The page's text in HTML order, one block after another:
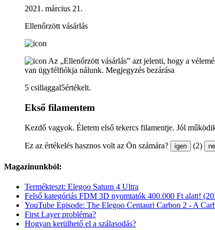
2021. március 21.
Ellenőrzött vásárlás
Az „Ellenőrzött vásárlás” azt jelenti, hogy a
van ügyfélfiókja nálunk. Megjegyzés bezárása
5 csillaggal5értékelt.
Ekső filamentem
Kezdő vagyok. Életem első tekercs filamentje. Jól
Ez az értékelés hasznos volt az Ön számára? igen (2)
Magazinunkból:
Termékteszt: Elegoo Saturn 4 Ultra
Felső kategóriás FDM 3D nyomtatók 400.000 Ft alatt!
YouTube Episode: The Elegoo Centauri Carbon 2 - A
First Layer probléma?
Hogyan kerülhető el a szálasodás?